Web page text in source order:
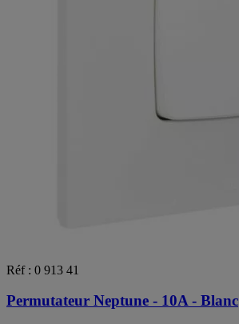
Réf : 0 913 41
Permutateur Neptune - 10A - Blanc